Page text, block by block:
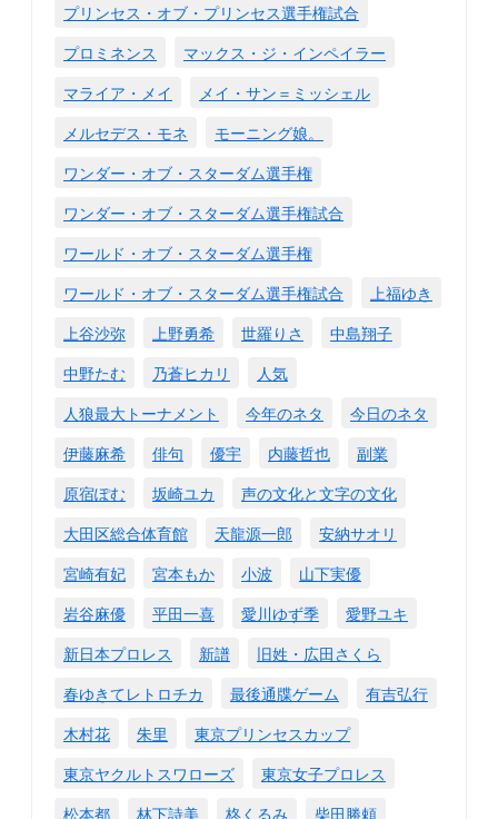
プリンセス・オブ・プリンセス選手権試合
プロミネンス
マックス・ジ・インペイラー
マライア・メイ
メイ・サン＝ミッシェル
メルセデス・モネ
モーニング娘。
ワンダー・オブ・スターダム選手権
ワンダー・オブ・スターダム選手権試合
ワールド・オブ・スターダム選手権
ワールド・オブ・スターダム選手権試合
上福ゆき
上谷沙弥
上野勇希 世羅りさ
中島翔子
中野たむ
乃蒼ヒカリ
人気
人狼最大トーナメント
今年のネタ
今日のネタ
伊藤麻希
俳句 優宇 内藤哲也
副業
原宿ぽむ
坂崎ユカ
声の文化と文字の文化
大田区総合体育館
天龍源一郎
安納サオリ
宮崎有妃
宮本もか 小波
山下実優
岩谷麻優
平田一喜 愛川ゆず季
愛野ユキ
新日本プロレス
新譜
旧姓・広田さくら
春ゆきてレトロチカ
最後通牒ゲーム
有吉弘行
木村花
朱里
東京プリンセスカップ
東京ヤクルトスワローズ
東京女子プロレス
松本都
林下詩美 柊くるみ
柴田勝頼